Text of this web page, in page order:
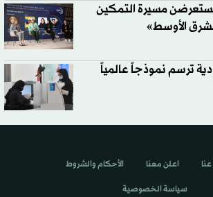
مسيرة التمكين
الأوسط»
ترسم نموذجاً عالمياً
اعلن معنا الأحكام والشروط
سياسة الخصوصية